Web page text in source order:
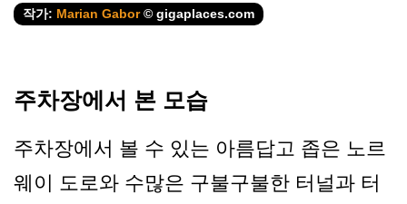
작가: Marian Gabor© gigaplaces.com
주차장에서 본 모습
주차장에서 볼 수 있는 아름답고 좁은 노르
웨이 도로와 수많은 구불구불한 터널과 터